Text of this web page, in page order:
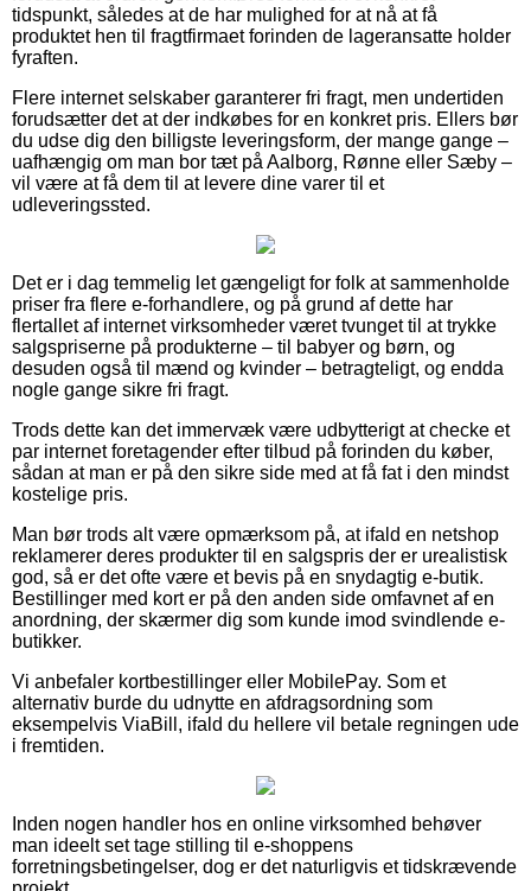
tidspunkt, således at de har mulighed for at nå at få
produktet hen til fragtfirmaet forinden de lageransatte holder
fyraften.
Flere internet selskaber garanterer fri fragt, men undertiden
forudsætter det at der indkøbes for en konkret pris. Ellers bør
du udse dig den billigste leveringsform, der mange gange –
uafhængig om man bor tæt på Aalborg, Rønne eller Sæby –
vil være at få dem til at levere dine varer til et
udleveringssted.
Det er i dag temmelig let gængeligt for folk at sammenholde
priser fra flere e-forhandlere, og på grund af dette har
flertallet af internet virksomheder været tvunget til at trykke
salgspriserne på produkterne – til babyer og børn, og
desuden også til mænd og kvinder – betragteligt, og endda
nogle gange sikre fri fragt.
Trods dette kan det immervæk være udbytterigt at checke et
par internet foretagender efter tilbud på forinden du køber,
sådan at man er på den sikre side med at få fat i den mindst
kostelige pris.
Man bør trods alt være opmærksom på, at ifald en netshop
reklamerer deres produkter til en salgspris der er urealistisk
god, så er det ofte være et bevis på en snydagtig e-butik.
Bestillinger med kort er på den anden side omfavnet af en
anordning, der skærmer dig som kunde imod svindlende e-
butikker.
Vi anbefaler kortbestillinger eller MobilePay. Som et
alternativ burde du udnytte en afdragsordning som
eksempelvis ViaBill, ifald du hellere vil betale regningen ude
i fremtiden.
Inden nogen handler hos en online virksomhed behøver
man ideelt set tage stilling til e-shoppens
forretningsbetingelser, dog er det naturligvis et tidskrævende